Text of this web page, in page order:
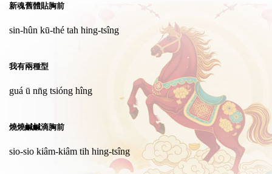
新魂舊體貼胸前
sin-hûn kū-thé tah hing-tsîng
我有兩種型
guá ū nn̄g tsióng hîng
燒燒鹹鹹滴胸前
sio-sio kiâm-kiâm tih hing-tsîng